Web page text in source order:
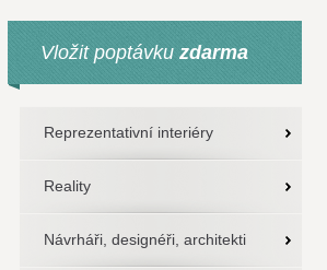
Vložit poptávku zdarma
Reprezentativní interiéry
Reality
Návrháři, designéři, architekti